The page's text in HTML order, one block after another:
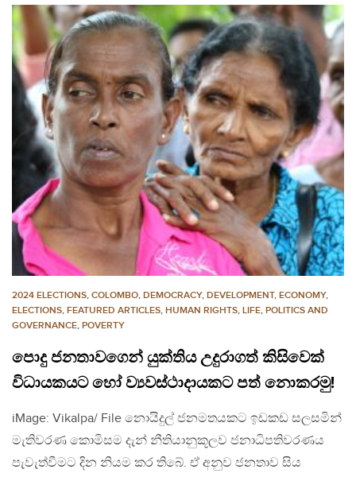
2024 ELECTIONS, COLOMBO, DEMOCRACY, DEVELOPMENT, ECONOMY,
ELECTIONS, FEATURED ARTICLES, HUMAN RIGHTS, LIFE, POLITICS AND
GOVERNANCE, POVERTY
පොදු ජනතාවගෙන් යුක්තිය උදුරාගත් කිසිවෙක්
විධායකයට හෝ ව්‍යවස්ථාදායකට පත් නොකරමු!
iMage: Vikalpa/ File නොයිදුල් ජනමතයකට ඉඩකඩ සලසමින්
මැතිවරණ කොමිසම දැන් නීතියානුකූලව ජනාධිපතිවරණය
පැවැත්වීමට දින නියම කර තිබේ. ඒ අනුව ජනතාව සිය